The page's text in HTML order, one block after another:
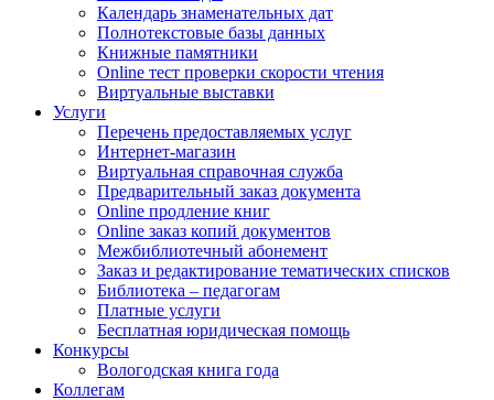
Календарь знаменательных дат
Полнотекстовые базы данных
Книжные памятники
Online тест проверки скорости чтения
Виртуальные выставки
Услуги
Перечень предоставляемых услуг
Интернет-магазин
Виртуальная справочная служба
Предварительный заказ документа
Online продление книг
Online заказ копий документов
Межбиблиотечный абонемент
Заказ и редактирование тематических списков
Библиотека – педагогам
Платные услуги
Бесплатная юридическая помощь
Конкурсы
Вологодская книга года
Коллегам